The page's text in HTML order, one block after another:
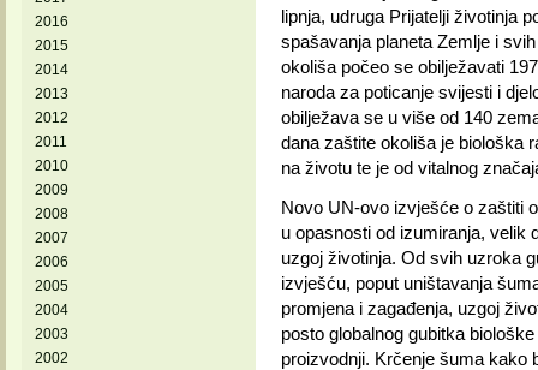
2016
2015
2014
2013
2012
2011
2010
2009
2008
2007
2006
2005
2004
2003
2002
lipnja, udruga Prijatelji životinja
spašavanja planeta Zemlje i
okoliša počeo se obilježavati
naroda za poticanje svijesti i
obilježava se u više od 140
dana zaštite okoliša je biološka
na životu te je od vitalnog
Novo UN-ovo izvješće o zaštiti
u opasnosti od izumiranja, velik
uzgoj životinja. Od svih uzroka
izvješću, poput uništavanja
promjena i zagađenja, uzgoj
posto globalnog gubitka
proizvodnji. Krčenje šuma kako